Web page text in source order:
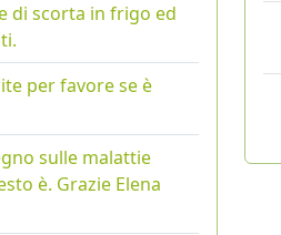
di scorta in frigo ed
per favore se è
sulle malattie
è. Grazie Elena